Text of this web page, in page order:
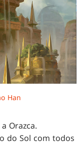
Han
Orazca.
do Sol com todos